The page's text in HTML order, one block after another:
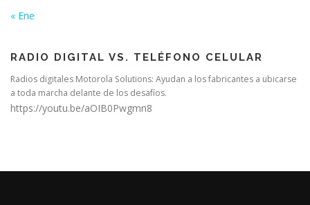
« Ene
RADIO DIGITAL VS. TELÉFONO CELULAR
Radios digitales Motorola Solutions: Ayudan a los fabricantes a ubicarse
a toda marcha delante de los desafíos.
https://youtu.be/aOIB0Pwgmn8